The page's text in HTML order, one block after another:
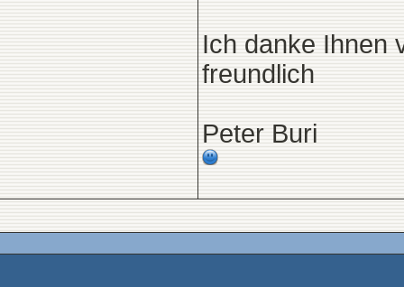
Ich danke Ihnen
freundlich
Peter Buri